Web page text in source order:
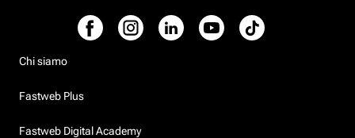
Chi siamo
Fastweb Plus
Fastweb Digital Academy